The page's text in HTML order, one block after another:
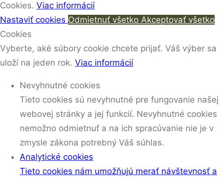
Cookies. Viac informácií
Nastaviť cookies Odmietnuť všetko Akceptovať všetko
Cookies
Vyberte, aké súbory cookie chcete prijať. Váš výber sa
uloží na jeden rok. Viac informácií
Nevyhnutné cookies
Tieto cookies sú nevyhnutné pre fungovanie našej
webovej stránky a jej funkcií. Nevyhnutné cookies
nemožno odmietnuť a na ich spracúvanie nie je v
zmysle zákona potrebný Váš súhlas.
Analytické cookies
Tieto cookies nám umožňujú merať návštevnosť a